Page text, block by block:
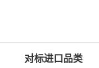
对标进口品类